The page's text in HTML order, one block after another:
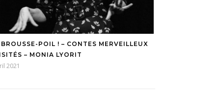
POIL ! – CONTES MERVEILLEUX
– MONIA LYORIT
2021